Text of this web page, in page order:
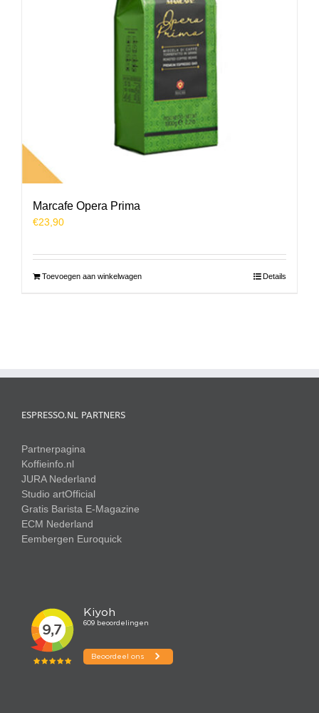
Marcafe Opera Prima
€23,90
Toevoegen aan winkelwagen Details
ESPRESSO.NL PARTNERS
Partnerpagina
Koffieinfo.nl
JURA Nederland
Studio artOfficial
Gratis Barista E-Magazine
ECM Nederland
Eembergen Euroquick